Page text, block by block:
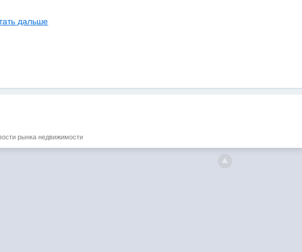
дальше
рынка недвижимости